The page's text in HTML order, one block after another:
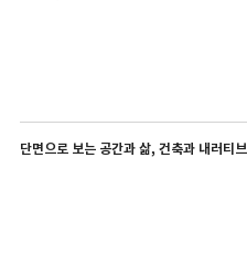
단면으로 보는 공간과 삶, 건축과 내러티브